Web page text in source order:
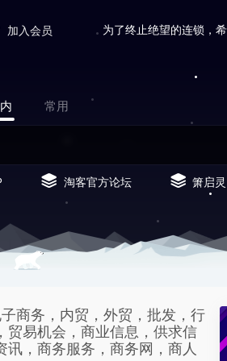
加入会员 为了终止绝望的连锁，
常用
淘客官方论坛 箫启灵
商务，内贸，外贸，批发，行
贸易机会，商业信息，供求信
，商务服务，商务网，商人